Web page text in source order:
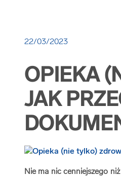
22/03/2023
OPIEKA
JAK
Nie ma nic cenniejszego